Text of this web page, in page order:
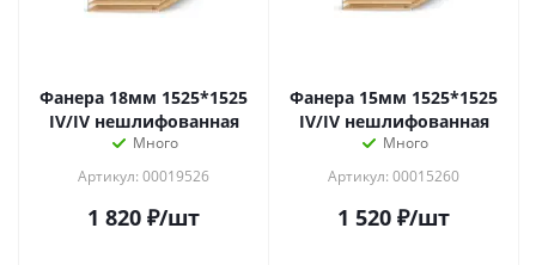
Фанера 18мм 1525*1525
IV/IV нешлифованная
Много
Артикул: 00019526
1 820 ₽/шт
Фанера 15мм 1525*1525
IV/IV нешлифованная
Много
Артикул: 00015260
1 520 ₽/шт